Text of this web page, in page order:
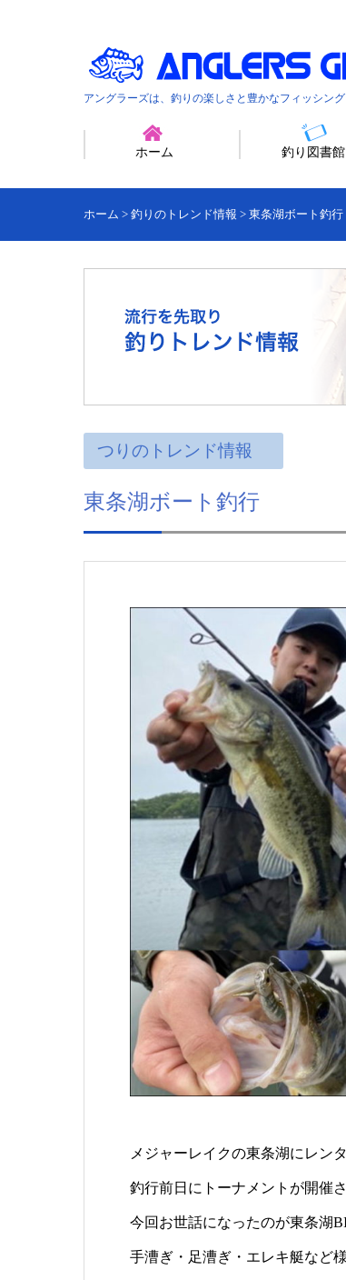
アングラーズは、釣りの楽しさと豊かなフィッシン
ホーム 釣り図書館
ホーム > 釣りのトレンド情報 > 東条湖ボート釣行
つりのトレンド情報
東条湖ボート釣行
メジャーレイクの東条湖にレン
釣行前日にトーナメントが開催
今回お世話になったのが東条湖
手漕ぎ・足漕ぎ・エレキ艇など